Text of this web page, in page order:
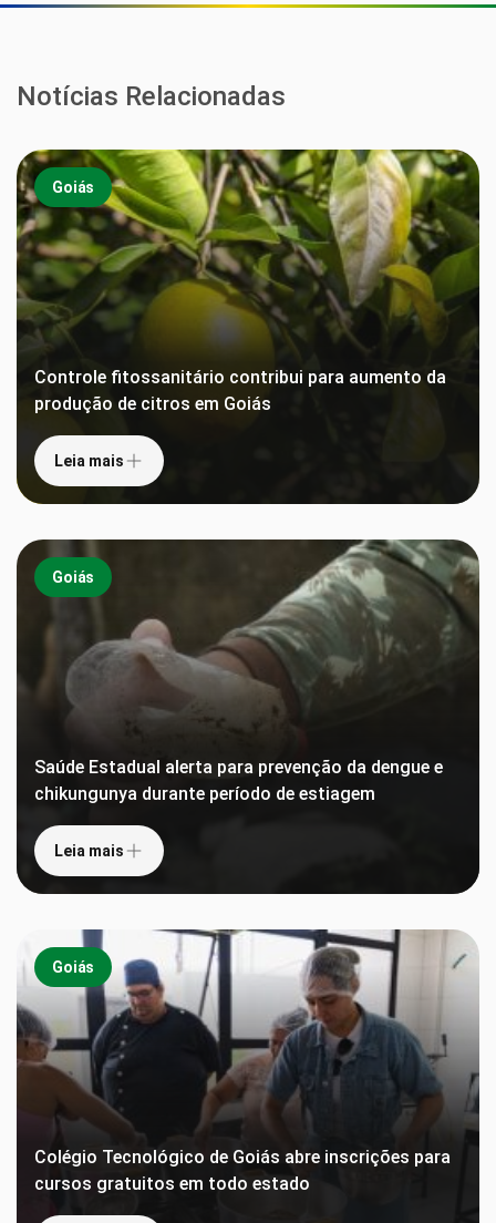
Notícias Relacionadas
Goiás
Controle fitossanitário contribui para aumento da
produção de citros em Goiás
Leia mais
Goiás
Saúde Estadual alerta para prevenção da dengue e
chikungunya durante período de estiagem
Leia mais
Goiás
Colégio Tecnológico de Goiás abre inscrições para
cursos gratuitos em todo estado